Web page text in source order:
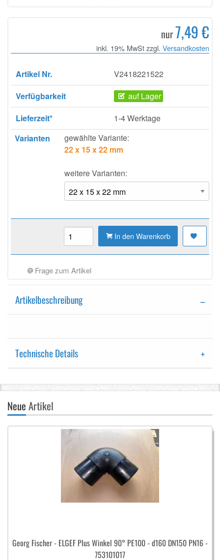
nur7,49 €
inkl. 19% MwSt zzgl. Versandkosten
Artikel Nr.
V2418221522
Verfügbarkeit
auf Lager
Lieferzeit*
1-4 Werktage
Varianten
gewählte Variante:
22 x 15 x 22 mm
weitere Varianten:
In den Warenkorb
Frage zum Artikel
Artikelbeschreibung
Technische Details
NeueArtikel
Georg Fischer - ELGEF Plus Winkel 90° PE100 - d160 DN150 PN16 -
753101017